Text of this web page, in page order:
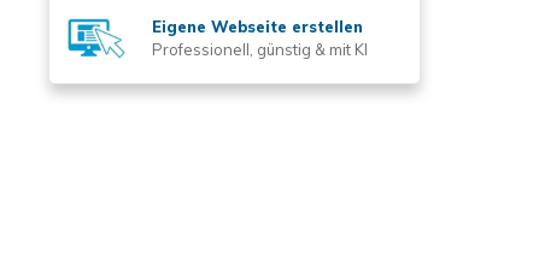
Eigene Webseite erstellen
Professionell, günstig & mit KI